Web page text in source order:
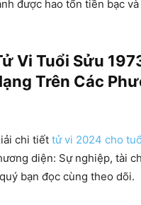
được hao tổn tiền bạc
Vi Tuổi Sửu
Trên Các
chi tiết tử vi 2024 cho
diện: Sự nghiệp, tài
bạn đọc cùng theo dõi.